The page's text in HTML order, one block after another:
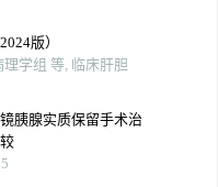
版）
学组 等, 临床肝胆
胰腺实质保留手术治